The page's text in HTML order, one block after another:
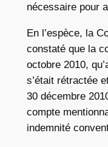
nécessaire pour
En l’espèce, la
constaté que la
octobre 2010,
s’était rétractée
30 décembre
compte
indemnité